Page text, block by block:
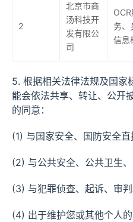
2
北京市商
汤科技开
发有限公
司
OCR
务、
信息
5. 根据相关法律法规及国家
能会依法共享、转让、公开
的同意：
(1) 与国家安全、国防安全直
(2) 与公共安全、公共卫生
(3) 与犯罪侦查、起诉、审
(4) 出于维护您或其他个人